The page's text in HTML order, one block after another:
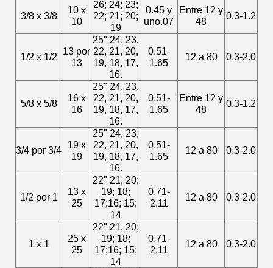
3/8 x 3/8
10 x
10
26; 24; 23;
22; 21; 20;
19
0.45 y
uno.07
Entre 12 y
48
0.3-1.2
1/2 x 1/2
13 por
13
25" 24, 23,
22, 21, 20,
19, 18, 17,
16.
0.51-
1.65
12 a 80 0.3-2.0
5/8 x 5/8
16 x
16
25" 24, 23,
22, 21, 20,
19, 18, 17,
16.
0.51-
1.65
Entre 12 y
48
0.3-1.2
3/4 por 3/4
19 x
19
25" 24, 23,
22, 21, 20,
19, 18, 17,
16.
0.51-
1.65
12 a 80 0.3-2.0
1/2 por 1
13 x
25
22" 21, 20;
19; 18;
17;16; 15;
14
0.71-
2.11
12 a 80 0.3-2.0
1 x 1
25 x
25
22" 21, 20;
19; 18;
17;16; 15;
14
0.71-
2.11
12 a 80 0.3-2.0